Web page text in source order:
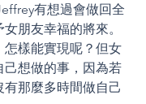
有想過會做回全
朋友幸福的將來。
怎樣能實現呢？但女
己想做的事，因為若
那麼多時間做自己